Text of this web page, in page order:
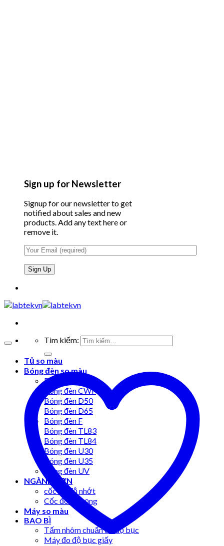
Sign up for Newsletter
Signup for our newsletter to get
notified about sales and new
products. Add any text here or
remove it.
Tìm kiếm:
Tủ so màu
Bóng đèn so màu
Bóng đèn A
Bóng đèn CWF
Bóng đèn D50
Bóng đèn D65
Bóng đèn F
Bóng đèn TL83
Bóng đèn TL84
Bóng đèn U30
Bóng đèn U35
Bóng đèn UV
NGÀNH SƠN
cốc đo độ nhớt
Cốc đo tỷ trọng
Máy so màu
BAO BÌ
Tấm nhôm chuẩn đo độ bục
Máy đo độ bục giấy